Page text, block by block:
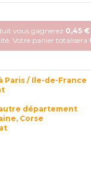
vous gagnerez 0,45 €
Votre panier totalisera
Paris / Ile-de-France
département
Corse